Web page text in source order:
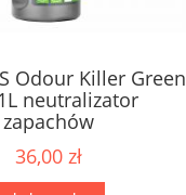
Odour Killer Green
neutralizator
zapachów
36,00 zł